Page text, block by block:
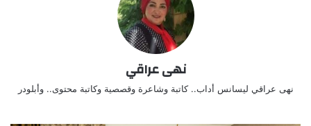
نهى عراقي
نهى عراقي ليسانس أداب.. كاتبة وشاعرة وقصصية وكاتبة محتوى.. وأبلودر